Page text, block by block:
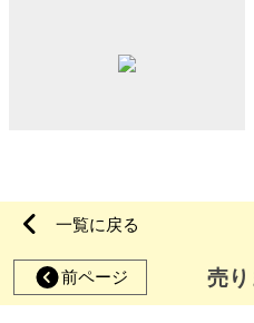
一覧に戻る
前ページ 売